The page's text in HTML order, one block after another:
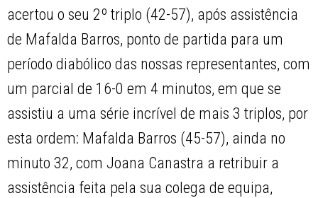
acertou o seu 2º triplo (42-57), após assistência
de Mafalda Barros, ponto de partida para um
período diabólico das nossas representantes, com
um parcial de 16-0 em 4 minutos, em que se
assistiu a uma série incrível de mais 3 triplos, por
esta ordem: Mafalda Barros (45-57), ainda no
minuto 32, com Joana Canastra a retribuir a
assistência feita pela sua colega de equipa,